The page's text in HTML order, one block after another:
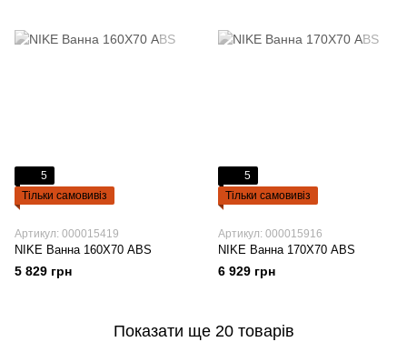
5
Тільки самовивіз
Артикул: 000015419
NIKE Ванна 160Х70 ABS
5 829 грн
5
Тільки самовивіз
Артикул: 000015916
NIKE Ванна 170Х70 ABS
6 929 грн
Показати ще 20 товарів